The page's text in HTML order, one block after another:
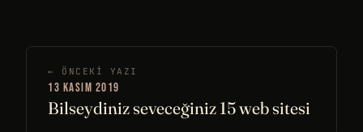
← ÖNCEKI YAZI
13 KASIM 2019
Bilseydiniz seveceğiniz 15 web sitesi